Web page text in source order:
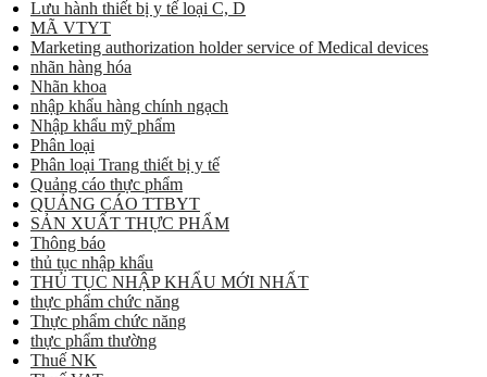
Lưu hành thiết bị y tế loại C, D
MÃ VTYT
Marketing authorization holder service of Medical devices
nhãn hàng hóa
Nhãn khoa
nhập khẩu hàng chính ngạch
Nhập khẩu mỹ phẩm
Phân loại
Phân loại Trang thiết bị y tế
Quảng cáo thực phẩm
QUẢNG CÁO TTBYT
SẢN XUẤT THỰC PHẨM
Thông báo
thủ tục nhập khẩu
THỦ TỤC NHẬP KHẨU MỚI NHẤT
thực phẩm chức năng
Thực phẩm chức năng
thực phẩm thường
Thuế NK